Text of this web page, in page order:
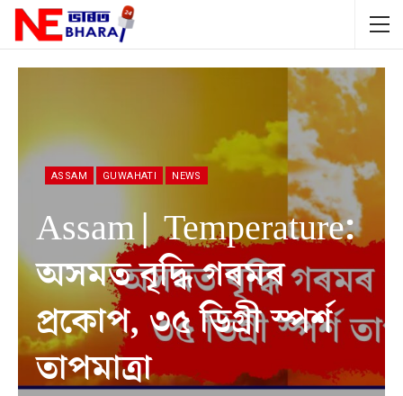
ASSAM GUWAHATI NEWS
Assam| Temperature:
অসমত বৃদ্ধি গৰমৰ
প্ৰকোপ, ৩৫ ডিগ্ৰী স্পৰ্শ
তাপমাত্ৰা